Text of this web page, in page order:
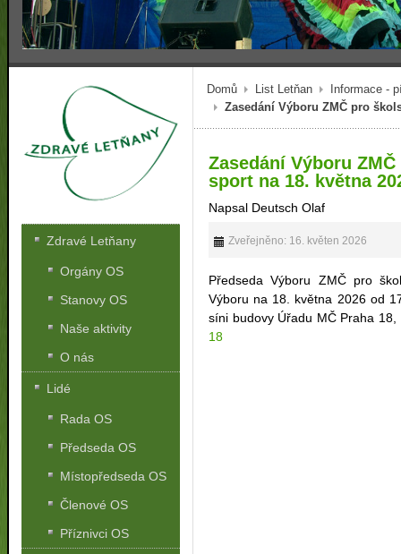
Domů List Letňan
Informace -
Zasedání Výboru ZMČ pro
Zasedání Výboru
sport na 18. května
Napsal Deutsch Olaf
Zveřejněno: 16. květen 2026
Předseda Výboru ZMČ pro
Výboru na 18. května 2026 od
síni budovy Úřadu MČ Praha
18
Zdravé Letňany
Orgány OS
Stanovy OS
Naše aktivity
O nás
Lidé
Rada OS
Předseda OS
Místopředseda OS
Členové OS
Příznivci OS